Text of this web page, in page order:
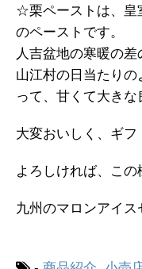
☆栗ペーストは、皇
のペーストです。
人吉盆地の寒暖の差
山江村の日当たりの
って、甘くて大きな
大変おいしく、ギフ
よろしければ、こ
九州のマロンアイ